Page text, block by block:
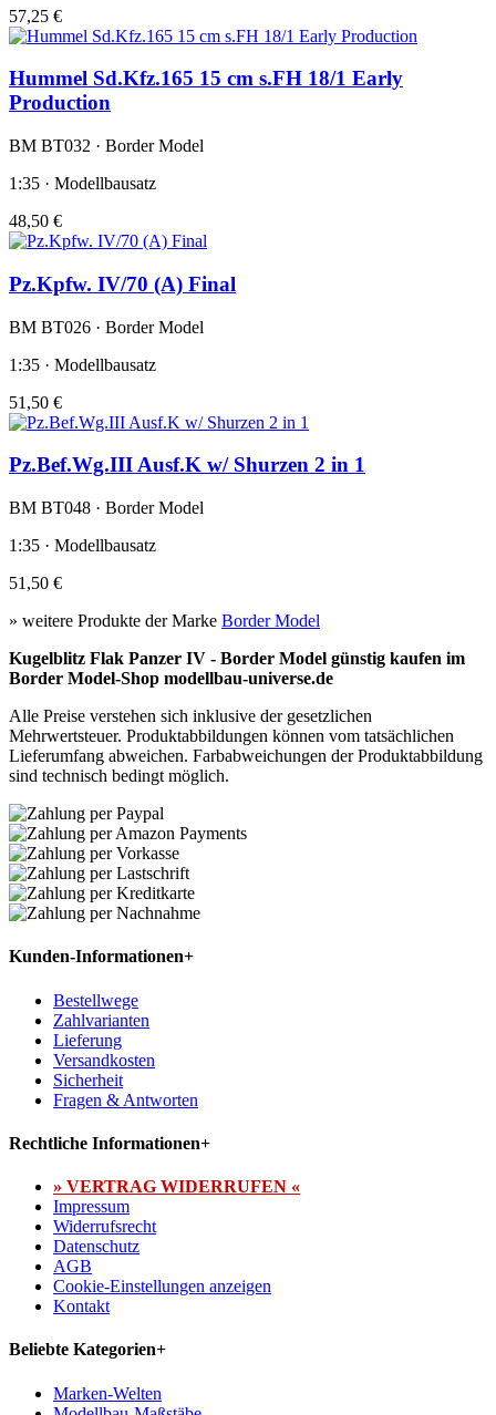
57,25 €
Hummel Sd.Kfz.165 15 cm s.FH 18/1 Early
Production
BM BT032 · Border Model
1:35 · Modellbausatz
48,50 €
Pz.Kpfw. IV/70 (A) Final
BM BT026 · Border Model
1:35 · Modellbausatz
51,50 €
Pz.Bef.Wg.III Ausf.K w/ Shurzen 2 in 1
BM BT048 · Border Model
1:35 · Modellbausatz
51,50 €
» weitere Produkte der Marke Border Model
Kugelblitz Flak Panzer IV - Border Model günstig kaufen im
Border Model-Shop modellbau-universe.de
Alle Preise verstehen sich inklusive der gesetzlichen
Mehrwertsteuer. Produktabbildungen können vom tatsächlichen
Lieferumfang abweichen. Farbabweichungen der Produktabbildung
sind technisch bedingt möglich.
Kunden-Informationen+
Bestellwege
Zahlvarianten
Lieferung
Versandkosten
Sicherheit
Fragen & Antworten
Rechtliche Informationen+
» VERTRAG WIDERRUFEN «
Impressum
Widerrufsrecht
Datenschutz
AGB
Cookie-Einstellungen anzeigen
Kontakt
Beliebte Kategorien+
Marken-Welten